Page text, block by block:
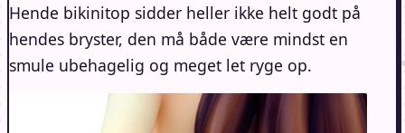
Hende bikinitop sidder heller ikke helt godt på
hendes bryster, den må både være mindst en
smule ubehagelig og meget let ryge op.